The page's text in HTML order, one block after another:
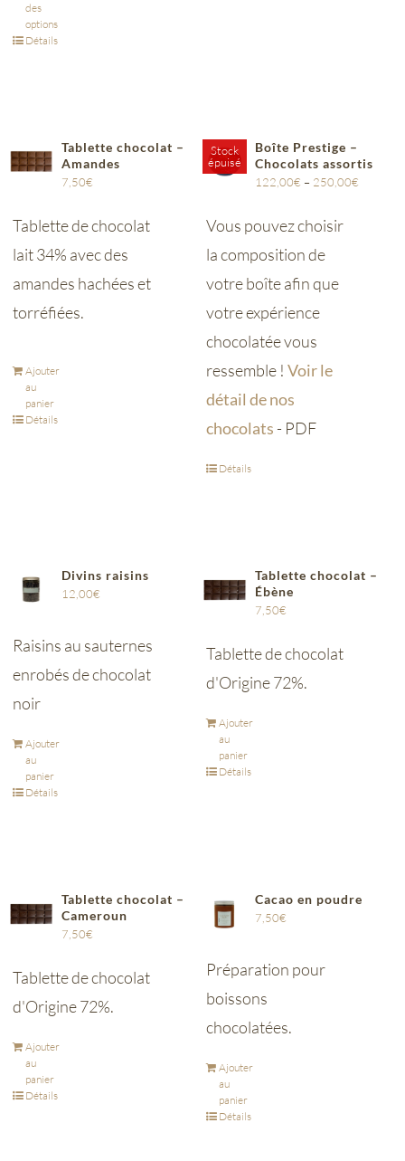
des
options
Détails
Tablette chocolat –
Amandes
7,50€
Tablette de chocolat
lait 34% avec des
amandes hachées et
torréfiées.
Ajouter
au
panier
Détails
Stock
épuisé
Boîte Prestige –
Chocolats assortis
122,00€ – 250,00€
Vous pouvez choisir
la composition de
votre boîte afin que
votre expérience
chocolatée vous
ressemble !Voir le
détail de nos
chocolats - PDF
Détails
Divins raisins
12,00€
Raisins au sauternes
enrobés de chocolat
noir
Ajouter
au
panier
Détails
Tablette chocolat –
Ébène
7,50€
Tablette de chocolat
d'Origine 72%.
Ajouter
au
panier
Détails
Tablette chocolat –
Cameroun
7,50€
Tablette de chocolat
d'Origine 72%.
Ajouter
au
panier
Détails
Cacao en poudre
7,50€
Préparation pour
boissons
chocolatées.
Ajouter
au
panier
Détails